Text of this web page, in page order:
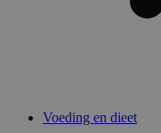
Voeding en dieet